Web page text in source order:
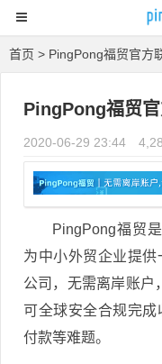
首页 > PingPong福贸官方
PingPong福贸
2020-06-29 23:44
PingPong福贸
为中小外贸企业提
公司，无需离岸账户
可全球安全合规完
付款等难题。